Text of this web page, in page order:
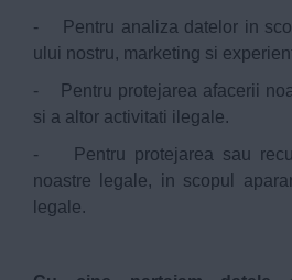
- Pentru analiza datelor in
ului nostru, marketing si
- Pentru protejarea afacerii
si a altor activitati ilegale.
- Pentru protejarea sau
noastre legale, in scopul
legale.